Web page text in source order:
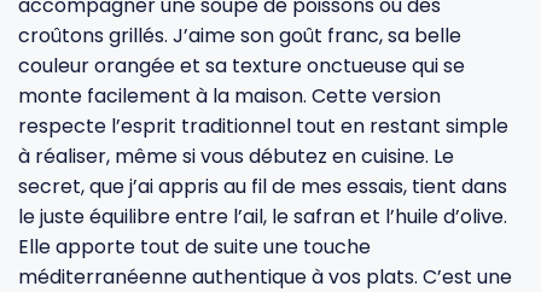
Rouleaux
Gourdes
Glaçons
Tires-bouchons
Couteaux de poche
Couteaux tartineurs
Aiguiseurs
Planches à découper
croûtons grillés. J’aime son goût franc, sa belle
couleur orangée et sa texture onctueuse qui se
monte facilement à la maison. Cette version
respecte l’esprit traditionnel tout en restant simple
à réaliser, même si vous débutez en cuisine. Le
secret, que j’ai appris au fil de mes essais, tient dans
le juste équilibre entre l’ail, le safran et l’huile d’olive.
Elle apporte tout de suite une touche
méditerranéenne authentique à vos plats. C’est une